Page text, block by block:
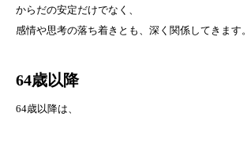
からだの安定だけでなく、
感情や思考の落ち着きとも、深く関係してきます。
64歳以降
64歳以降は、